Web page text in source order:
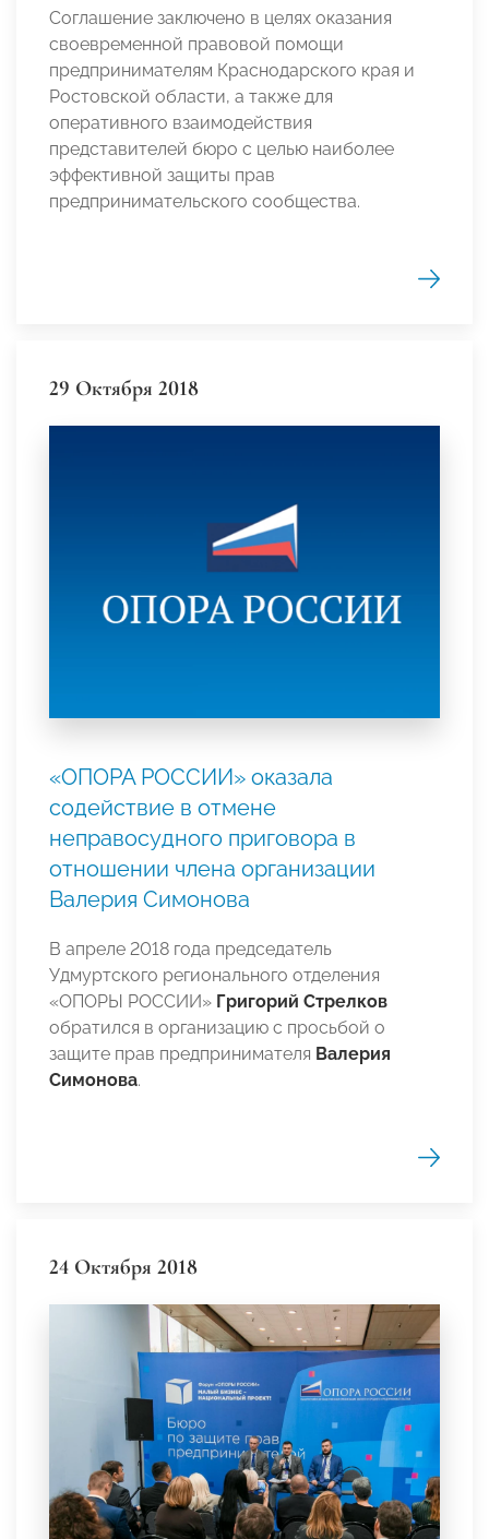
Соглашение заключено в целях оказания
своевременной правовой помощи
предпринимателям Краснодарского края и
Ростовской области, а также для
оперативного взаимодействия
представителей бюро с целью наиболее
эффективной защиты прав
предпринимательского сообщества.
29 Октября 2018
«ОПОРА РОССИИ» оказала
содействие в отмене
неправосудного приговора в
отношении члена организации
Валерия Симонова
В апреле 2018 года председатель
Удмуртского регионального отделения
«ОПОРЫ РОССИИ» Григорий Стрелков
обратился в организацию с просьбой о
защите прав предпринимателя Валерия
Симонова.
24 Октября 2018